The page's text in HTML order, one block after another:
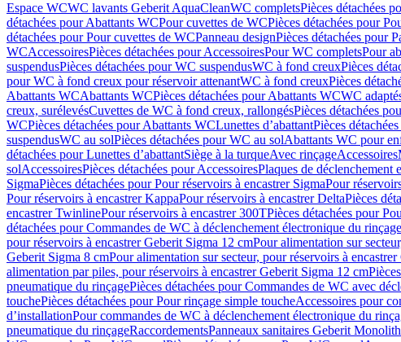
Espace WCWC lavants Geberit AquaCleanWC completsPièces détachées
détachées pour Abattants WCPour cuvettes de WCPièces détachées pour
détachées pour Pour cuvettes de WCPanneau designPièces détachées pour
WCAccessoiresPièces détachées pour AccessoiresPour WC completsPour
suspendusPièces détachées pour WC suspendusWC à fond creuxPièces
pour WC à fond creux pour réservoir attenantWC à fond creuxPièces
Abattants WCAbattants WCPièces détachées pour Abattants WCWC
creux, surélevésCuvettes de WC à fond creux, rallongésPièces détachées
WCPièces détachées pour Abattants WCLunettes d’abattantPièces
suspendusWC au solPièces détachées pour WC au solAbattants WC pour
détachées pour Lunettes d’abattantSiège à la turqueAvec rinçageAccessoires
solAccessoiresPièces détachées pour AccessoiresPlaques de déclenchement
SigmaPièces détachées pour Pour réservoirs à encastrer SigmaPour
Pour réservoirs à encastrer KappaPour réservoirs à encastrer DeltaPièces
encastrer TwinlinePour réservoirs à encastrer 300TPièces détachées pour
détachées pour Commandes de WC à déclenchement électronique du rinçage
pour réservoirs à encastrer Geberit Sigma 12 cmPour alimentation sur
Geberit Sigma 8 cmPour alimentation sur secteur, pour réservoirs à
alimentation par piles, pour réservoirs à encastrer Geberit Sigma 12 cm
pneumatique du rinçagePièces détachées pour Commandes de WC avec
touchePièces détachées pour Pour rinçage simple toucheAccessoires pour
d’installationPour commandes de WC à déclenchement électronique du
pneumatique du rinçageRaccordementsPanneaux sanitaires Geberit Monolith